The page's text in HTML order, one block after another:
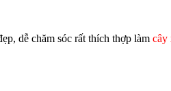
ẹp, dễchăm sóc rất thích thợp làm cây